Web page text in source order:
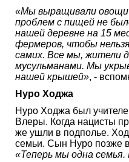
«Мы выращивали
проблем с пищей не
нашей деревне на 15
фермеров, чтобы
самих. Все мы, жители
мусульманами. Мы
нашей крышей», -
Нуро Ходжа
Нуро Ходжа был
Влеры. Когда нацисты
же ушли в подполье.
семьи. Сын Нуро позже
«Теперь мы одна